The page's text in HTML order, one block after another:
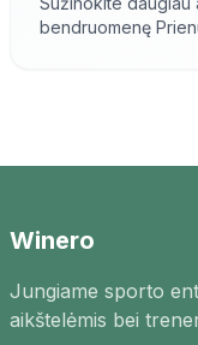
bendruomenę
galimybė
aktyviu
lygių
Winero
Jungiame sporto
aikštelėmis bei